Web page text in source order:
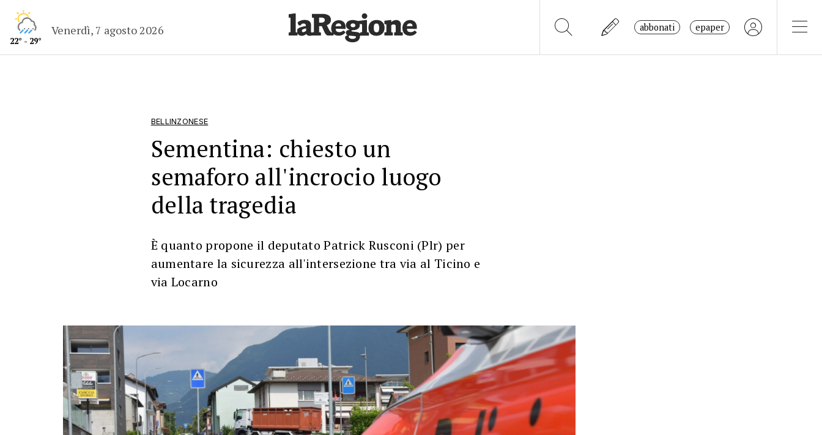
22° - 29°
Venerdì, 7 agosto 2026 abbonati epaper
BELLINZONESE
Sementina: chiesto un
semaforo all'incrocio luogo
della tragedia
È quanto propone il deputato Patrick Rusconi (Plr) per
aumentare la sicurezza all'intersezione tra via al Ticino e
via Locarno